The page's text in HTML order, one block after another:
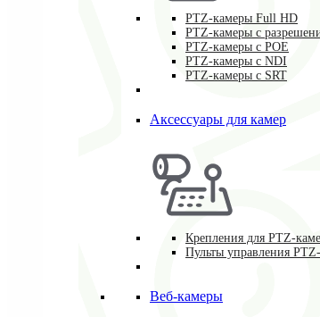
PTZ-камеры Full HD
PTZ-камеры с
PTZ-камеры с POE
PTZ-камеры c NDI
PTZ-камеры с SRT
Аксессуары для камер
Крепления для PTZ-
Пульты управления
Веб-камеры